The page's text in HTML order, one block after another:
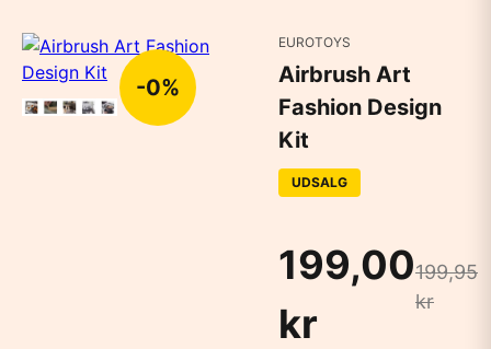
-0%
EUROTOYS
Airbrush Art
Fashion Design
Kit
UDSALG
199,00
kr
199,95
kr